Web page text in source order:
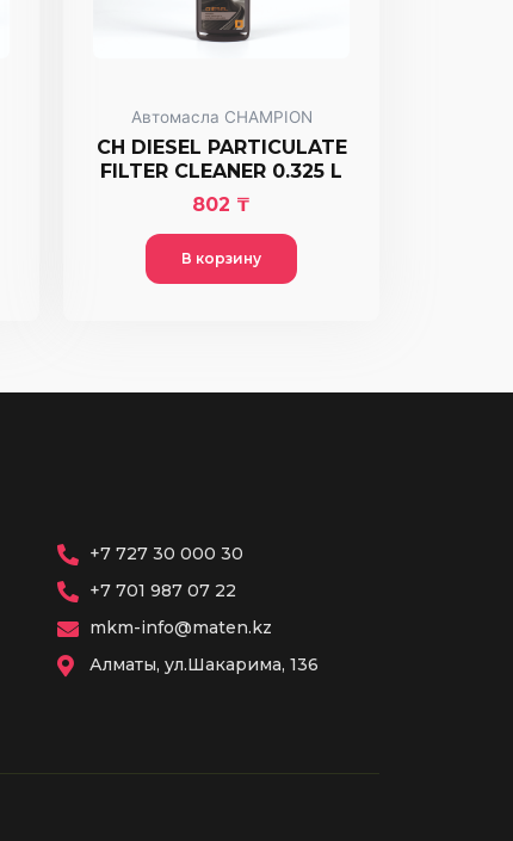
Автомасла CHAMPION
CH DIESEL PARTICULATE
FILTER CLEANER 0.325 L
802 ₸
В корзину
+7 727 30 000 30
+7 701 987 07 22
mkm-info@maten.kz
Алматы, ул.Шакарима, 136